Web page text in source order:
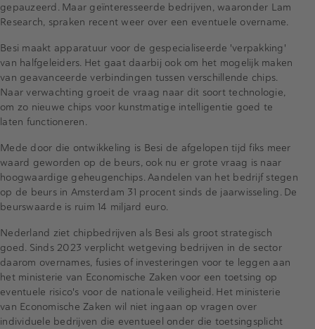
gepauzeerd. Maar geïnteresseerde bedrijven, waaronder Lam
Research, spraken recent weer over een eventuele overname.
Besi maakt apparatuur voor de gespecialiseerde 'verpakking'
van halfgeleiders. Het gaat daarbij ook om het mogelijk maken
van geavanceerde verbindingen tussen verschillende chips.
Naar verwachting groeit de vraag naar dit soort technologie,
om zo nieuwe chips voor kunstmatige intelligentie goed te
laten functioneren.
Mede door die ontwikkeling is Besi de afgelopen tijd fiks meer
waard geworden op de beurs, ook nu er grote vraag is naar
hoogwaardige geheugenchips. Aandelen van het bedrijf stegen
op de beurs in Amsterdam 31 procent sinds de jaarwisseling. De
beurswaarde is ruim 14 miljard euro.
Nederland ziet chipbedrijven als Besi als groot strategisch
goed. Sinds 2023 verplicht wetgeving bedrijven in de sector
daarom overnames, fusies of investeringen voor te leggen aan
het ministerie van Economische Zaken voor een toetsing op
eventuele risico's voor de nationale veiligheid. Het ministerie
van Economische Zaken wil niet ingaan op vragen over
individuele bedrijven die eventueel onder die toetsingsplicht